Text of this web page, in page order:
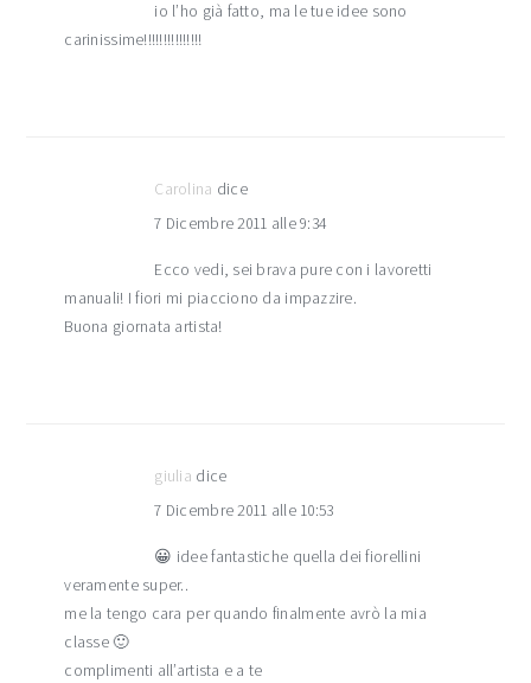
io l’ho già fatto, ma le tue idee sono
carinissime!!!!!!!!!!!!!!!
Carolina dice
7 Dicembre 2011 alle 9:34
Ecco vedi, sei brava pure con i lavoretti
manuali! I fiori mi piacciono da impazzire.
Buona giornata artista!
giulia dice
7 Dicembre 2011 alle 10:53
😀 idee fantastiche quella dei fiorellini
veramente super..
me la tengo cara per quando finalmente avrò la mia
classe 🙂
complimenti all’artista e a te